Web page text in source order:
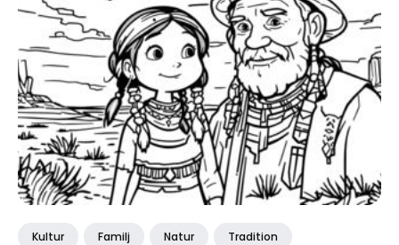
Kultur Familj Natur Tradition